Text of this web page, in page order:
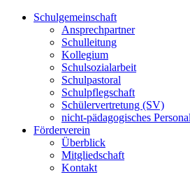
Schulgemeinschaft
Ansprechpartner
Schulleitung
Kollegium
Schulsozialarbeit
Schulpastoral
Schulpflegschaft
Schülervertretung (SV)
nicht-pädagogisches Personal
Förderverein
Überblick
Mitgliedschaft
Kontakt